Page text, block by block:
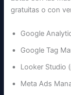
gratuitas o con
Google
Google Tag
Looker Studio
Meta Ads